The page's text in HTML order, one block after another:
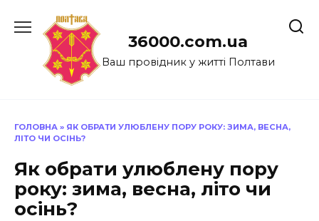
до
36000.com.ua
Ваш провідник у житті Полтави
ГОЛОВНА » ЯК ОБРАТИ УЛЮБЛЕНУ ПОРУ РОКУ: ЗИМА, ВЕСНА,
ЛІТО ЧИ ОСІНЬ?
Як обрати улюблену пору
року: зима, весна, літо чи
осінь?